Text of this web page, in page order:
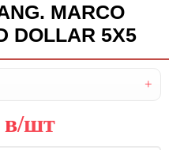
MARCO
DOLLAR 5X5
в/шт